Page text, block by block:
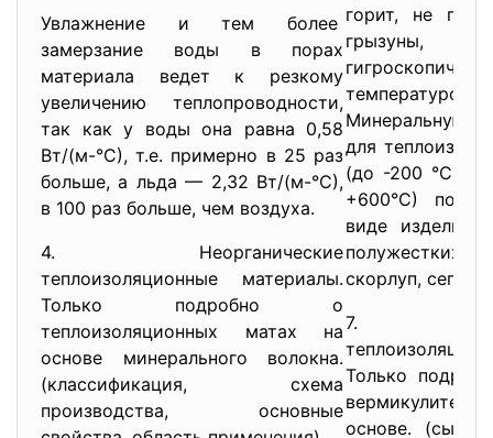
Увлажнение и тем более
замерзание воды в порах
материала ведет к резкому
увеличению теплопроводности,
так как у воды она равна 0,58
Вт/(м-°С), т.е. примерно в 25 раз
больше, а льда — 2,32 Вт/(м-°С),
в 100 раз больше, чем воздуха.
4. Неорганические
теплоизоляционные материалы.
Только подробно о
теплоизоляционных матах на
основе минерального волокна.
(классификация, схема
производства, основные
горит, не
Минеральную
для
(до -200 °С),
+600°С)
виде изделий:
полужестких
скорлуп,
7.
Только
вермикулите
основе.